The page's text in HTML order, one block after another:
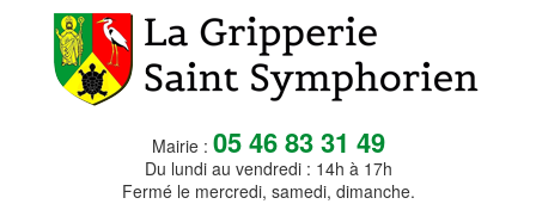
Mairie : 05 46 83 31 49
Du lundi au vendredi : 14h à 17h
Fermé le mercredi, samedi, dimanche.